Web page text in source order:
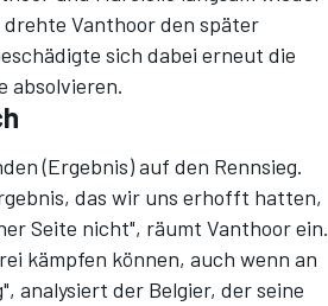
Vanthoor den später
sich dabei erneut die
absolvieren.
(Ergebnis) auf den Rennsieg.
das wir uns erhofft hatten,
Seite nicht", räumt Vanthoor ein.
kämpfen können, auch wenn an
analysiert der Belgier, der seine